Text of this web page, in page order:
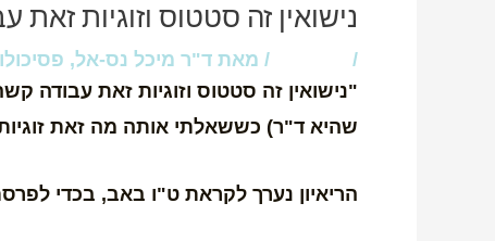
נישואין זה סטטוס וזוגיות
/ / מאת ד"ר מיכל נס-אל,
"נישואין זה סטטוס וזוגיות זאת עבודה
שהיא ד"ר) כששאלתי אותה מה זאת
הריאיון נערך לקראת ט"ו באב, בכדי